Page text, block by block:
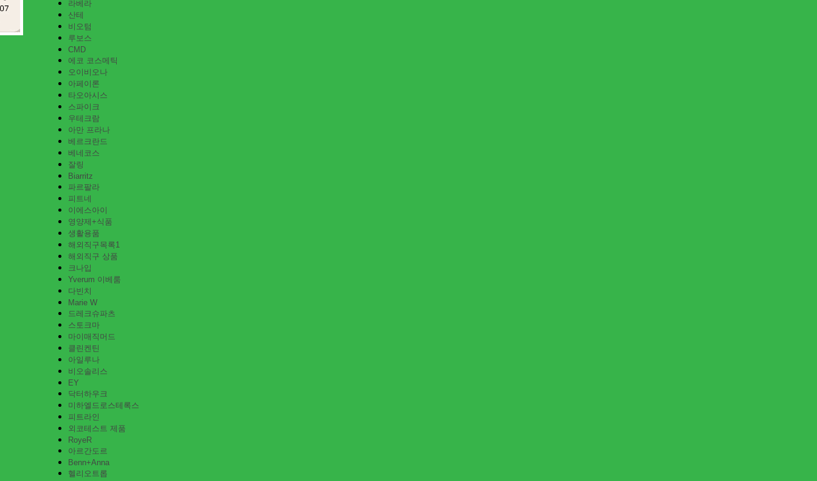
라베라
산테
비오텀
루보스
CMD
에코 코스메틱
오이비오나
아페이론
타오아시스
스파이크
우테크람
아만 프라나
베르크란드
베네코스
잘링
Biarritz
파르팔라
피트네
이에스아이
영양제+식품
생활용품
해외직구목록1
해외직구 상품
크나입
Yverum 이베룸
다빈치
Marie W
드레크슈파츠
스토크마
마이매직머드
클린켄틴
아일루나
비오솔리스
EY
닥터하우크
미하엘드로스테록스
피트라인
외코테스트 제품
RoyeR
아르간도르
Benn+Anna
헬리오트롭